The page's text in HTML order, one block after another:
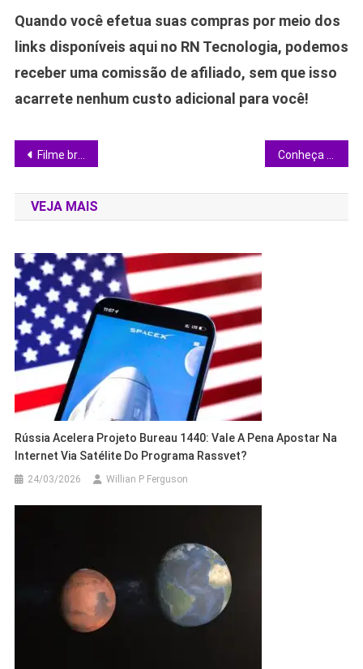
Quando você efetua suas compras por meio dos
links disponíveis aqui no RN Tecnologia, podemos
receber uma comissão de afiliado, sem que isso
acarrete nenhum custo adicional para você!
Navegação
de
Post
Filme brasileiro “Virtuosas” expõe bastidores do conservadorismo no Festival do Rio
VEJA MAIS
Rússia Acelera Projeto Bureau 1440: Vale A Pena Apostar Na
Internet Via Satélite Do Programa Rassvet?
24/03/2026 Willian P Ferguson